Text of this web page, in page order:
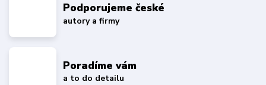
Podporujeme české
autory a firmy
Poradíme vám
a to do detailu